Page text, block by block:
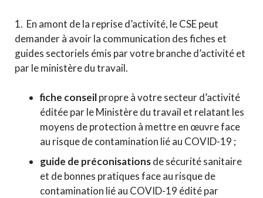
1. En amont de la reprise d’activité, le CSE peut
demander à avoir la communication des fiches et
guides sectoriels émis par votre branche d’activité et
par le ministère du travail.
fiche conseilpropre à votre secteur d’activité
éditée par le Ministère du travail et relatant les
moyens de protection à mettre en œuvre face
au risque de contamination lié au COVID-19 ;
guide de préconisationsde sécurité sanitaire
et de bonnes pratiques face au risque de
contamination lié au COVID-19 édité par